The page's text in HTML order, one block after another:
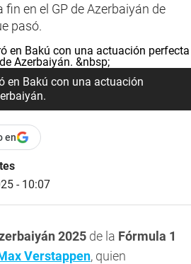
en el GP de Azerbaiyán de
pasó.
en Bakú con una actuación
en
- 10:07
2025 de la Fórmula 1
Verstappen, quien